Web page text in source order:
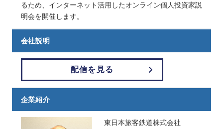
るため、インターネット活用したオンライン個人投資家説
明会を開催します。
会社説明
配信を見る
企業紹介
東日本旅客鉄道株式会社